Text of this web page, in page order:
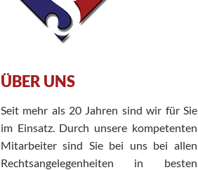
ÜBER UNS
Seit mehr als 20 Jahren sind wir für Sie
im Einsatz. Durch unsere kompetenten
Mitarbeiter sind Sie bei uns bei allen
Rechtsangelegenheiten in besten